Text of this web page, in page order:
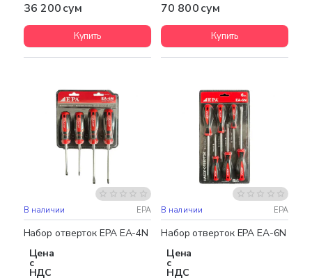
36 200 сум
Купить
70 800 сум
Купить
В наличии EPA
Набор отверток EPA EA-4N
Цена
с
НДС
В наличии EPA
Набор отверток EPA EA-6N
Цена
с
НДС